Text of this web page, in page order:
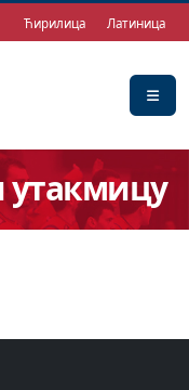
Ћирилица Латиница
утакмицу